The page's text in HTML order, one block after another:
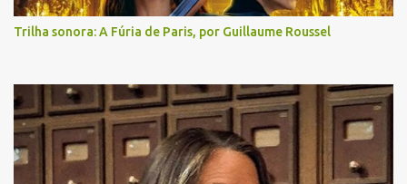
Trilha sonora: A Fúria de Paris, por Guillaume Roussel